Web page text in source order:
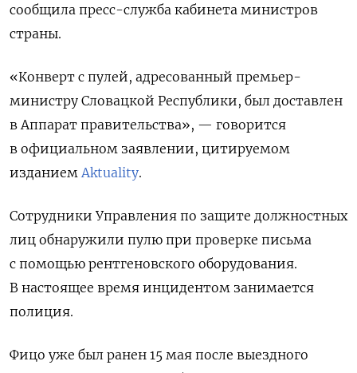
сообщила пресс-служба кабинета министров
страны.
«Конверт с пулей, адресованный премьер-
министру Словацкой Республики, был доставлен
в Аппарат правительства», — говорится
в официальном заявлении, цитируемом
изданием Aktuality.
Сотрудники Управления по защите должностных
лиц обнаружили пулю при проверке письма
с помощью рентгеновского оборудования.
В настоящее время инцидентом занимается
полиция.
Фицо уже был ранен 15 мая после выездного